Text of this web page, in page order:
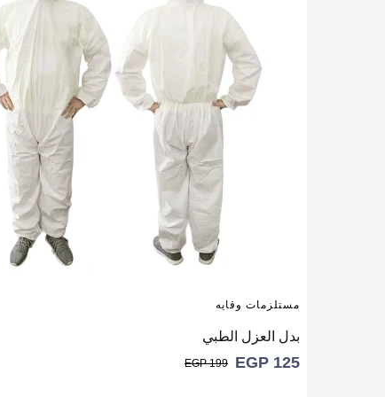
مستلزمات وقايه
بدل العزل الطبي
EGP 125
EGP199